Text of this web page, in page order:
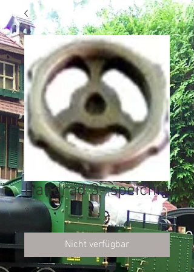
Handrad 3- speichig
3,70 €Preis
Nicht verfügbar